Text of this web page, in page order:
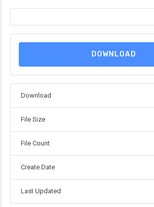
DOWNLOAD
Download
File Size
File Count
Create Date
Last Updated